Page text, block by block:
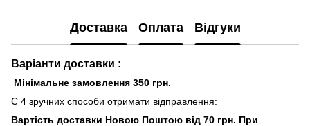
Доставка Оплата Відгуки
Варіанти доставки :
Мінімальне замовлення 350 грн.
Є 4 зручних способи отримати відправлення:
Вартість доставки Новою Поштою від 70 грн. При